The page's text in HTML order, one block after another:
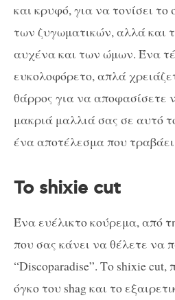
και κρυφό, για να τονίσει
των ζυγωματικών, αλλά και
αυχένα και των ώμων. Ένα
ευκολοφόρετο, απλά
θάρρος για να αποφασίσετε
μακριά μαλλιά σας σε αυτό
ένα αποτέλεσμα που
Το shixie cut
Ένα ευέλικτο κούρεμα, από
που σας κάνει να θέλετε να
“Discoparadise”. Το shixie cut,
όγκο του shag και το